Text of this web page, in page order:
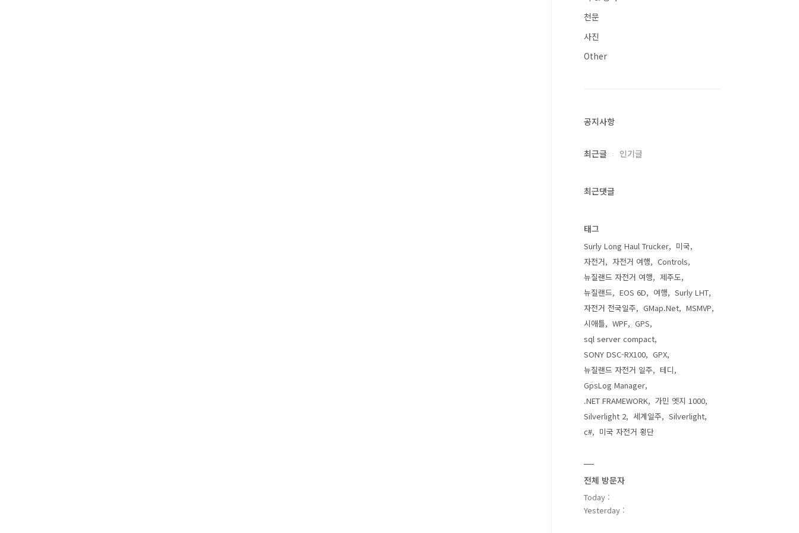
천문
사진
Other
공지사항
최근글 인기글
최근댓글
태그
Surly Long Haul Trucker
미국
자전거
자전거 여행
Controls
뉴질랜드 자전거 여행
제주도
뉴질랜드
EOS 6D 여행
Surly LHT
자전거 전국일주
GMap.Net
MSMVP
시애틀
WPF
GPS
sql server compact
SONY DSC-RX100
GPX
뉴질랜드 자전거 일주
테디
GpsLog Manager
.NET FRAMEWORK
가민 엣지 1000
Silverlight 2
세계일주
Silverlight
c#
미국 자전거 횡단
전체 방문자
Today :
Yesterday :